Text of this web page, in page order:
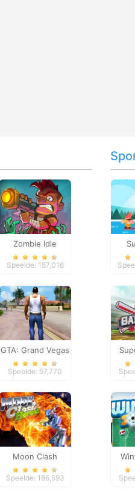
Zombie Idle
Defense Online
Speelde: 157,016
GTA: Grand Vegas
Crime
Speelde: 57,770
Moon Clash
Heroes
Speelde: 186,593